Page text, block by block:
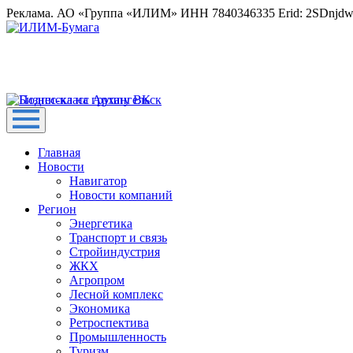
Реклама. АО «Группа «ИЛИМ» ИНН 7840346335 Erid:
Главная
Новости
Навигатор
Новости компаний
Регион
Энергетика
Транспорт и связь
Стройиндустрия
ЖКХ
Агропром
Лесной комплекс
Экономика
Ретроспектива
Промышленность